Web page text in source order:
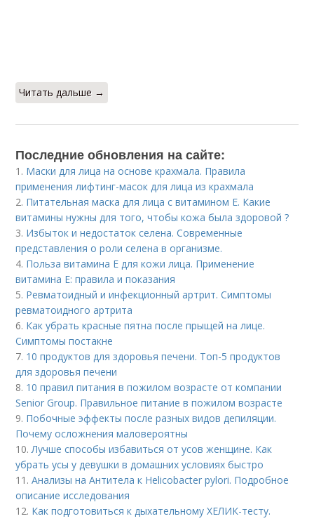
Читать дальше →
Последние обновления на сайте:
1. Маски для лица на основе крахмала. Правила
применения лифтинг-масок для лица из крахмала
2. Питательная маска для лица с витамином Е. Какие
витамины нужны для того, чтобы кожа была здоровой ?
3. Избыток и недостаток селена. Современные
представления о роли селена в организме.
4. Польза витамина Е для кожи лица. Применение
витамина E: правила и показания
5. Ревматоидный и инфекционный артрит. Симптомы
ревматоидного артрита
6. Как убрать красные пятна после прыщей на лице.
Симптомы постакне
7. 10 продуктов для здоровья печени. Топ-5 продуктов
для здоровья печени
8. 10 правил питания в пожилом возрасте от компании
Senior Group. Правильное питание в пожилом возрасте
9. Побочные эффекты после разных видов депиляции.
Почему осложнения маловероятны
10.Лучше способы избавиться от усов женщине. Как
убрать усы у девушки в домашних условиях быстро
11.Анализы на Антитела к Helicobacter pylori. Подробное
описание исследования
12. Как подготовиться к дыхательному ХЕЛИК-тесту.